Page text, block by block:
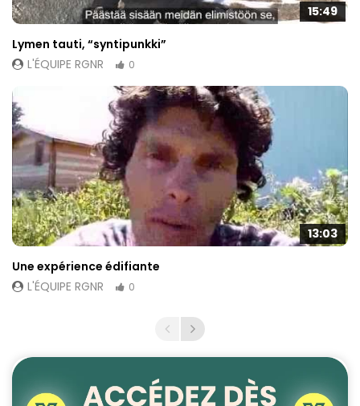
15:49
Lymen tauti, “syntipunkki”
L'ÉQUIPE RGNR
0
13:03
Une expérience édifiante
L'ÉQUIPE RGNR
0